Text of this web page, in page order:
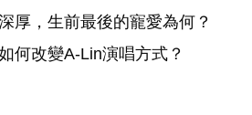
厚，生前最後的寵愛為何？
何改變A-Lin演唱方式？